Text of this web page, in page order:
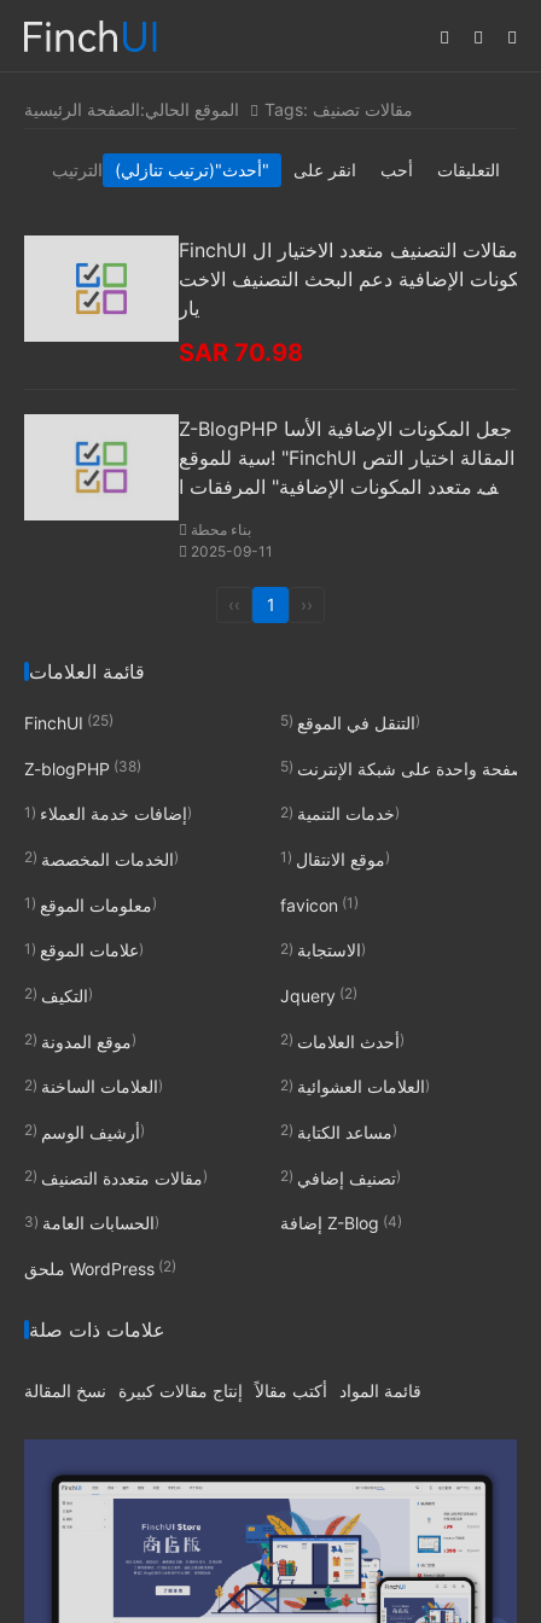
الموقع الحالي:الصفحة الرئيسية Tags: مقالات تصنيف
الترتيب أحدث"(ترتيب تنازلي)" انقر على أحب التعليقات
FinchUI مقالات التصنيف متعدد الاختيار ال
مكونات الإضافية دعم البحث التصنيف الاخت
يار
SAR 70.98
Z-BlogPHP جعل المكونات الإضافية الأسا
سية للموقع! "FinchUI المقالة اختيار التص
نيف متعدد المكونات الإضافية" المرفقات ا
بناء محطة
2025-09-11
‹‹ 1 ››
قائمة العلامات
FinchUI (25) التنقل في الموقع(5)
Z-blogPHP (38) صفحة واحدة على شبكة الإنترنت
إضافات خدمة العملاء(1) خدمات التنمية(2)
الخدمات المخصصة(2) موقع الانتقال(1)
معلومات الموقع(1) favicon (1)
علامات الموقع(1) الاستجابة(2)
التكيف(2) Jquery (2)
موقع المدونة(2) أحدث العلامات(2)
العلامات الساخنة(2) العلامات العشوائية(2)
أرشيف الوسم(2) مساعد الكتابة(2)
مقالات متعددة التصنيف(2) تصنيف إضافي(2)
الحسابات العامة(3) إضافة Z-Blog (4)
ملحق WordPress (2)
علامات ذات صلة
نسخ المقالة إنتاج مقالات كبيرة أكتب مقالاً قائمة المواد